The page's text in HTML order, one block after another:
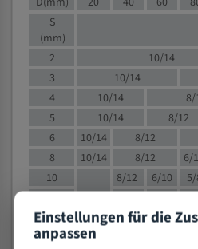
S
(mm)
2
10/14
3
10/14
4
10/14 8/
5
10/14 8/12
6
10/14 8/12
8
10/14 8/12 6/
10
8/12 6/10
15
8/12 6/10
20
Einstellungen für die
anpassen